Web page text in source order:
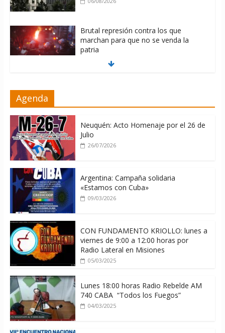
Brutal represión contra los que
marchan para que no se venda la
patria
06/08/2026
06/08/2026
Agenda
Neuquén: Acto Homenaje por el 26 de
Julio
26/07/2026
Argentina: Campaña solidaria
«Estamos con Cuba»
09/03/2026
CON FUNDAMENTO KRIOLLO: lunes a
viernes de 9:00 a 12:00 horas por
Radio Lateral en Misiones
05/03/2025
Lunes 18:00 horas Radio Rebelde AM
740 CABA “Todos los Fuegos”
04/03/2025